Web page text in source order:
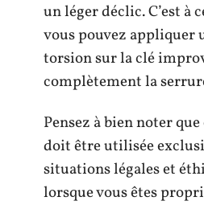
un léger déclic. C’est à
vous pouvez appliquer
torsion sur la clé
complètement la
Pensez à bien noter
doit être utilisée
situations légales et
lorsque vous êtes